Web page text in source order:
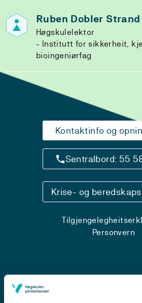
Ruben Dobler Strand
Høgskulelektor
Institutt for sikkerheit,
bioingeniørfag
Kontaktinfo og
Sentralbord: 55
Krise- og
Personvern